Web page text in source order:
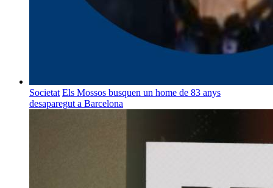
Societat Els Mossos busquen un home de 83 anys
desaparegut a Barcelona